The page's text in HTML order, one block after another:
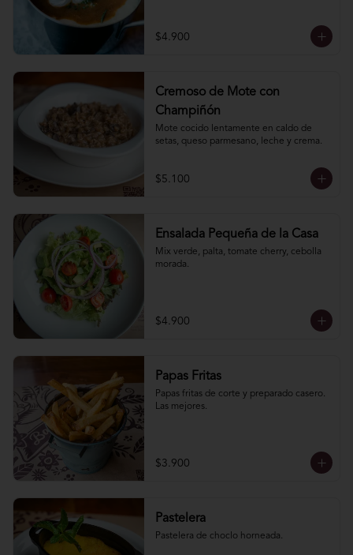
$4.900
Cremoso de Mote con
Champiñón
Mote cocido lentamente en caldo de
setas, queso parmesano, leche y crema.
$5.100
Ensalada Pequeña de la Casa
Mix verde, palta, tomate cherry, cebolla
morada.
$4.900
Papas Fritas
Papas fritas de corte y preparado casero.
Las mejores.
$3.900
Pastelera
Pastelera de choclo horneada.